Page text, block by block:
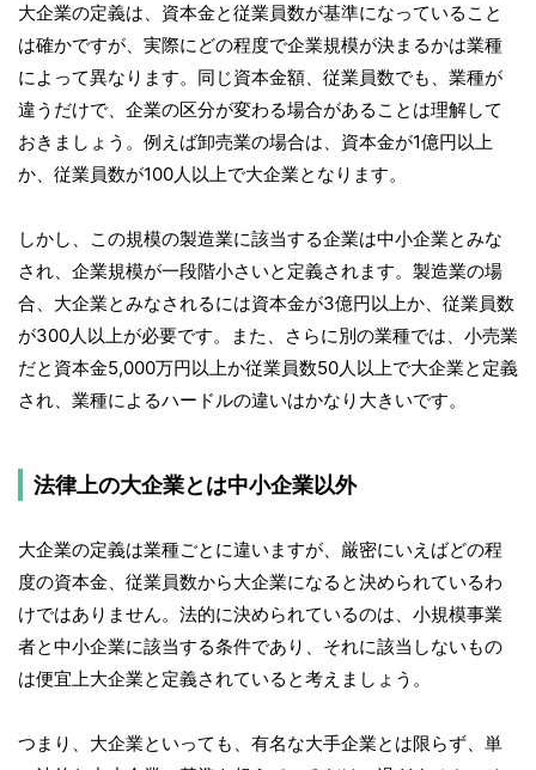
大企業の定義は、資本金と従業員数が基準になっていること
は確かですが、実際にどの程度で企業規模が決まるかは業種
によって異なります。同じ資本金額、従業員数でも、業種が
違うだけで、企業の区分が変わる場合があることは理解して
おきましょう。例えば卸売業の場合は、資本金が1億円以上
か、従業員数が100人以上で大企業となります。
しかし、この規模の製造業に該当する企業は中小企業とみな
され、企業規模が一段階小さいと定義されます。製造業の場
合、大企業とみなされるには資本金が3億円以上か、従業員数
が300人以上が必要です。また、さらに別の業種では、小売業
だと資本金5,000万円以上か従業員数50人以上で大企業と定義
され、業種によるハードルの違いはかなり大きいです。
法律上の大企業とは中小企業以外
大企業の定義は業種ごとに違いますが、厳密にいえばどの程
度の資本金、従業員数から大企業になると決められているわ
けではありません。法的に決められているのは、小規模事業
者と中小企業に該当する条件であり、それに該当しないもの
は便宜上大企業と定義されていると考えましょう。
つまり、大企業といっても、有名な大手企業とは限らず、単